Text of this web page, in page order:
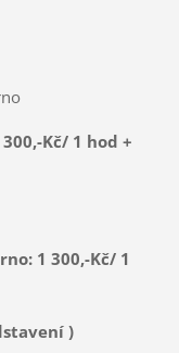
Kč/ 1 hod +
1 300,-Kč/ 1
)